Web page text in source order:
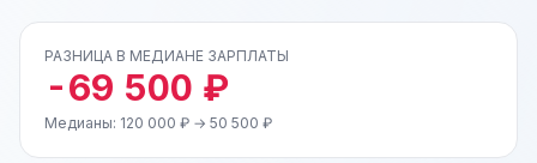
РАЗНИЦА В МЕДИАНЕ ЗАРПЛАТЫ
-69 500 ₽
Медианы: 120 000 ₽ → 50 500 ₽